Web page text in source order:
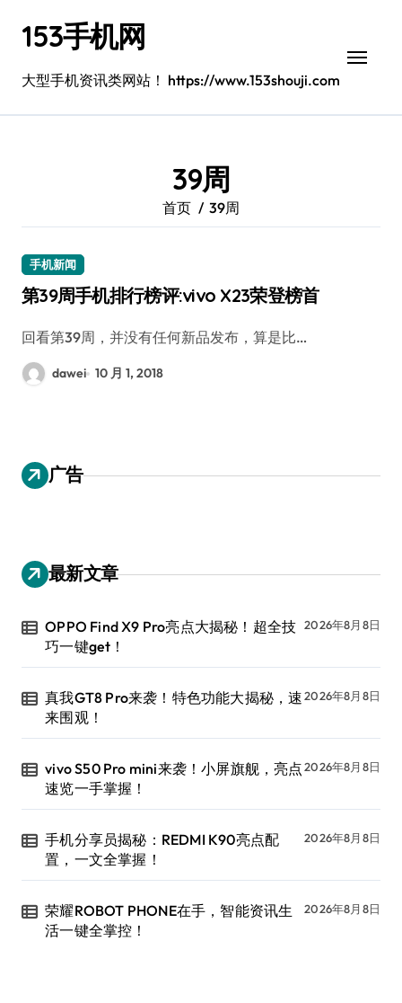
153手机网
大型手机资讯类网站！ https://www.153shouji.com
39周
首页 39周
手机新闻
第39周手机排行榜评:vivo X23荣登榜首
回看第39周，并没有任何新品发布，算是比…
dawei 10 月 1, 2018
广告
最新文章
OPPO Find X9 Pro亮点大揭秘！超全技
巧一键get！
2026年8月8日
真我GT8 Pro来袭！特色功能大揭秘，速
来围观！
2026年8月8日
vivo S50 Pro mini来袭！小屏旗舰，亮点
速览一手掌握！
2026年8月8日
手机分享员揭秘：REDMI K90亮点配
置，一文全掌握！
2026年8月8日
荣耀ROBOT PHONE在手，智能资讯生
活一键全掌控！
2026年8月8日